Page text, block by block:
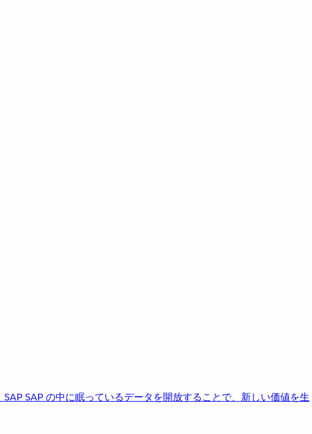
SAPSAP の中に眠っているデータを開放することで、新しい価値を生